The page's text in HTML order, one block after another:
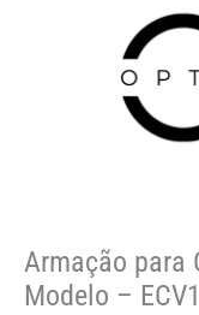
Armação para
Modelo –